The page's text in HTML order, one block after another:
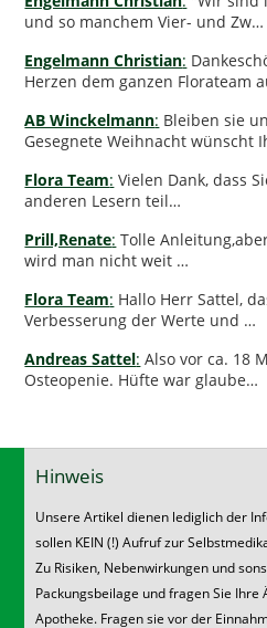
und so manchem Vier- und Zw…
Engelmann Christian:
Herzen dem ganzen Florateam
AB Winckelmann: Bleiben sie
Gesegnete Weihnacht wünscht
Flora Team: Vielen Dank, dass
anderen Lesern teil…
Prill,Renate: Tolle
wird man nicht weit …
Flora Team: Hallo Herr Sattel,
Verbesserung der Werte und …
Andreas Sattel: Also vor ca. 18
Osteopenie. Hüfte war glaube…
Hinweis
Unsere Artikel dienen lediglich der
sollen KEIN (!) Aufruf zur
Zu Risiken, Nebenwirkungen und
Packungsbeilage und fragen Sie
Apotheke. Fragen sie vor der